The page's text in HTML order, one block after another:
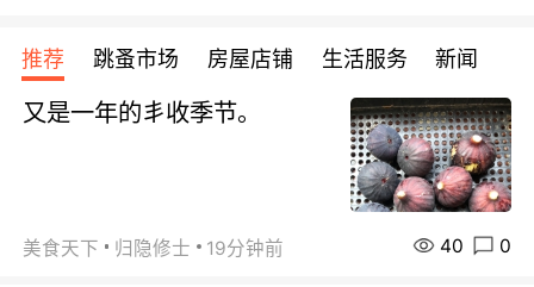
宾馆 108欧/天起
全程756欧/位
欧/天起 ~包拼房
每周铁发！
推荐 跳蚤市场 房屋店铺 生活服务 新闻
又是一年的丯收季节。
美食天下 归隐修士 19分钟前 40 0